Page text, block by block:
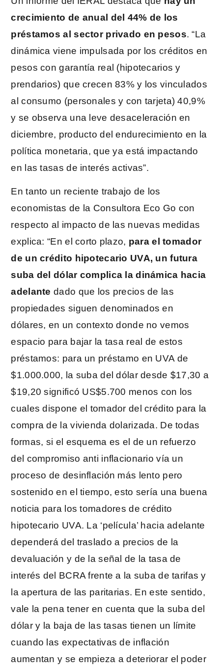
crecimiento de anual del 44% de los
préstamos al sector privado en pesos. “La
dinámica viene impulsada por los créditos en
pesos con garantía real (hipotecarios y
prendarios) que crecen 83% y los vinculados
al consumo (personales y con tarjeta) 40,9%
y se observa una leve desaceleración en
diciembre, producto del endurecimiento en la
política monetaria, que ya está impactando
en las tasas de interés activas”.
En tanto un reciente trabajo de los
economistas de la Consultora Eco Go con
respecto al impacto de las nuevas medidas
explica: “En el corto plazo, para el tomador
de un crédito hipotecario UVA, un futura
suba del dólar complica la dinámica hacia
adelante dado que los precios de las
propiedades siguen denominados en
dólares, en un contexto donde no vemos
espacio para bajar la tasa real de estos
préstamos: para un préstamo en UVA de
$1.000.000, la suba del dólar desde $17,30 a
$19,20 significó US$5.700 menos con los
cuales dispone el tomador del crédito para la
compra de la vivienda dolarizada. De todas
formas, si el esquema es el de un refuerzo
del compromiso anti inflacionario vía un
proceso de desinflación más lento pero
sostenido en el tiempo, esto sería una buena
noticia para los tomadores de crédito
hipotecario UVA. La ‘película’ hacia adelante
dependerá del traslado a precios de la
devaluación y de la señal de la tasa de
interés del BCRA frente a la suba de tarifas y
la apertura de las paritarias. En este sentido,
vale la pena tener en cuenta que la suba del
dólar y la baja de las tasas tienen un límite
cuando las expectativas de inflación
aumentan y se empieza a deteriorar el poder